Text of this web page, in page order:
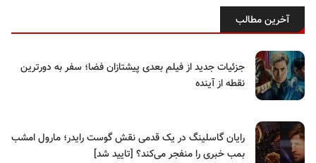
آخرین مطالب
جزئیات جدید از فیلم بعدی پیشتازان فضا؛ سفر به دورترین
نقطه از آینده
رایان گاسلینگ در یک قدمی نقش گوست رایدر؛ مارول امشب
بمب خبری را منفجر می‌کند؟ [تایید شد]